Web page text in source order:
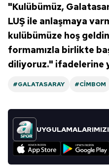
"Kulübümüz,
LUŞ ile anlaşmaya
kulübümüze hoş
formamızla birlikte
diliyoruz." ifadelerine
#GALATASARAY #CIMBOM